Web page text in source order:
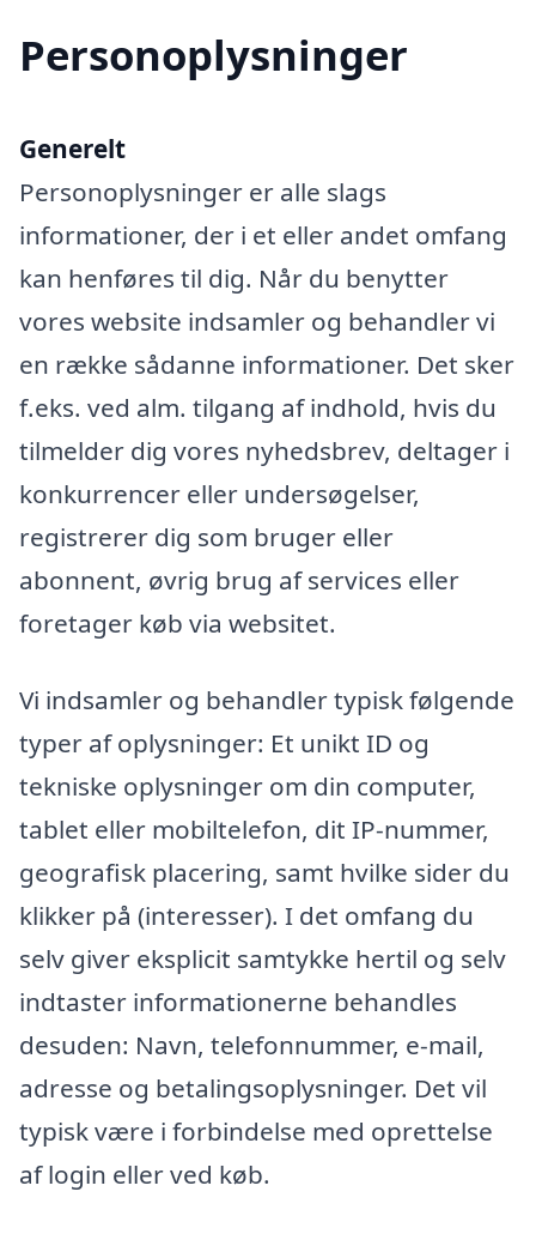
Personoplysninger
Generelt
Personoplysninger er alle slags
informationer, der i et eller andet omfang
kan henføres til dig. Når du benytter
vores website indsamler og behandler vi
en række sådanne informationer. Det sker
f.eks. ved alm. tilgang af indhold, hvis du
tilmelder dig vores nyhedsbrev, deltager i
konkurrencer eller undersøgelser,
registrerer dig som bruger eller
abonnent, øvrig brug af services eller
foretager køb via websitet.
Vi indsamler og behandler typisk følgende
typer af oplysninger: Et unikt ID og
tekniske oplysninger om din computer,
tablet eller mobiltelefon, dit IP-nummer,
geografisk placering, samt hvilke sider du
klikker på (interesser). I det omfang du
selv giver eksplicit samtykke hertil og selv
indtaster informationerne behandles
desuden: Navn, telefonnummer, e-mail,
adresse og betalingsoplysninger. Det vil
typisk være i forbindelse med oprettelse
af login eller ved køb.